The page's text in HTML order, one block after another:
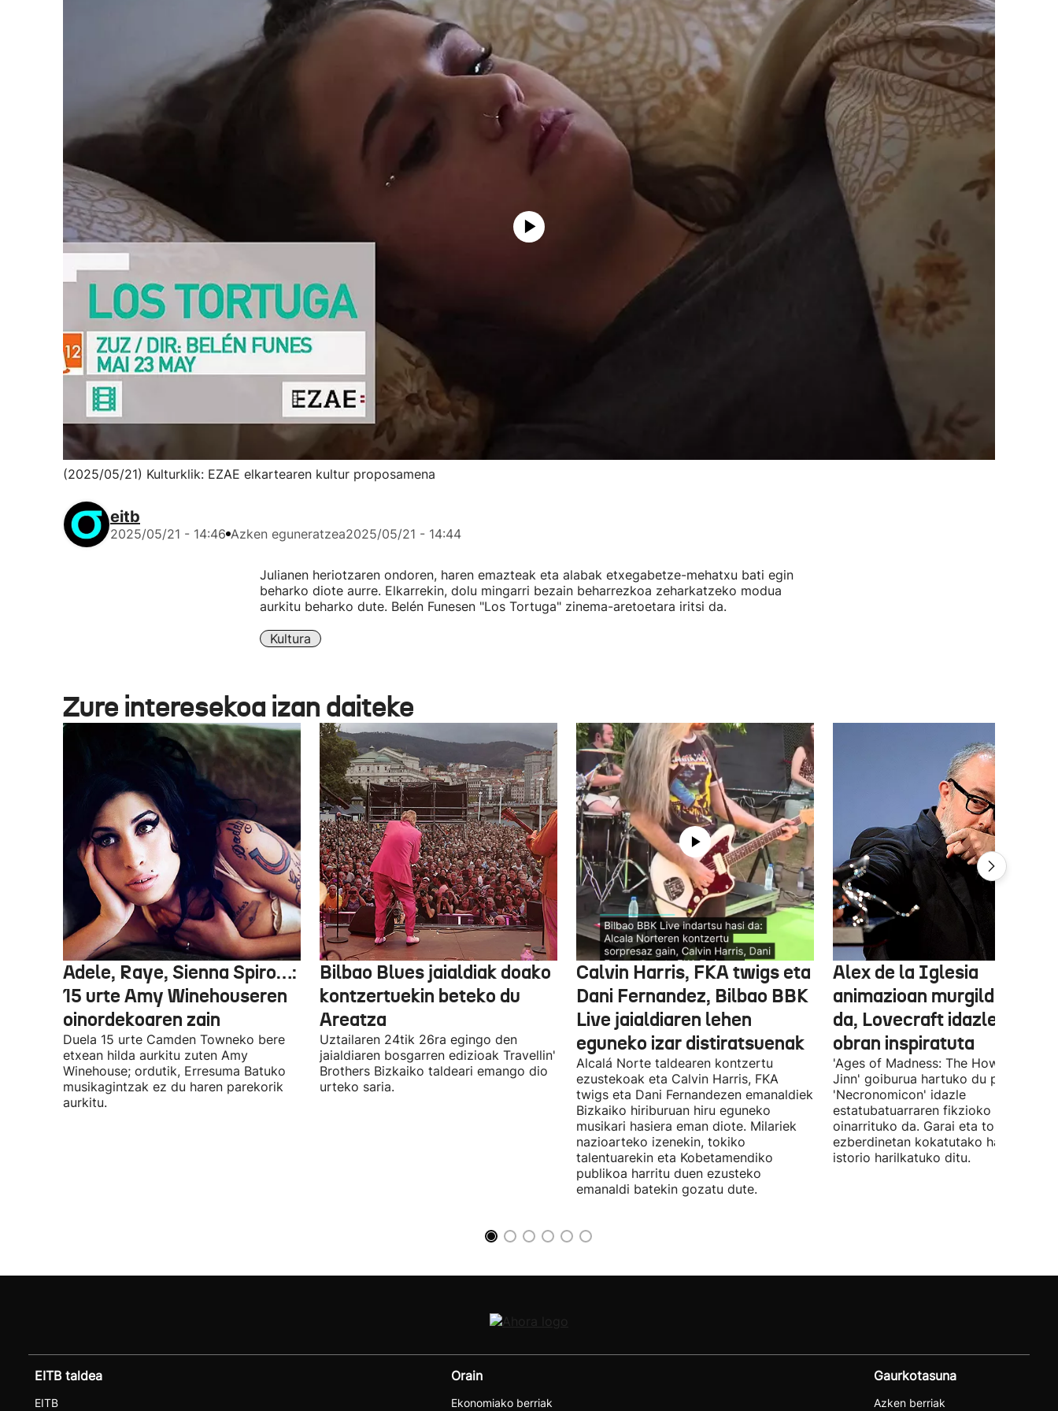
(2025/05/21) Kulturklik: EZAE elkartearen kultur proposamena
eitb
2025/05/21 - 14:46 Azken eguneratzea2025/05/21 - 14:44
Julianen heriotzaren ondoren, haren emazteak eta alabak etxegabetze-mehatxu bati egin
beharko diote aurre. Elkarrekin, dolu mingarri bezain beharrezkoa zeharkatzeko modua
aurkitu beharko dute. Belén Funesen "Los Tortuga" zinema-aretoetara iritsi da.
Kultura
Zure interesekoa izan daiteke
Adele, Raye, Sienna Spiro…:
15 urte Amy Winehouseren
oinordekoaren zain
Duela 15 urte Camden Towneko bere
etxean hilda aurkitu zuten Amy
Winehouse; ordutik, Erresuma Batuko
musikagintzak ez du haren parekorik
aurkitu.
Bilbao Blues jaialdiak doako
kontzertuekin beteko du
Areatza
Uztailaren 24tik 26ra egingo den
jaialdiaren bosgarren edizioak Travellin'
Brothers Bizkaiko taldeari emango dio
urteko saria.
Calvin Harris, FKA twigs eta
Dani Fernandez, Bilbao BBK
Live jaialdiaren lehen
eguneko izar distiratsuenak
Alcalá Norte taldearen kontzertu
ezustekoak eta Calvin Harris, FKA
twigs eta Dani Fernandezen emanaldiek
Bizkaiko hiriburuan hiru eguneko
musikari hasiera eman diote. Milariek
nazioarteko izenekin, tokiko
talentuarekin eta Kobetamendiko
publikoa harritu duen ezusteko
emanaldi batekin gozatu dute.
Alex de la Iglesia
animazioan murgilduko
da, Lovecraft idazlearen
obran inspiratuta
'Ages of Madness: The Howling of
Jinn' goiburua hartuko du pelikulak,
'Necronomicon' idazle
estatubatuarraren fikzioko liburuan
oinarrituko da. Garai eta toki
ezberdinetan kokatutako hainbat
istorio harilkatuko ditu.
EITB taldea
EITB
Orain
Ekonomiako berriak
Gaurkotasuna
Azken berriak